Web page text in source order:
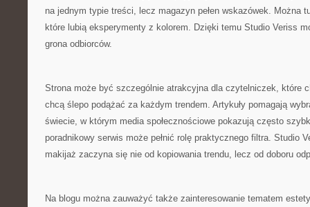
na jednym typie treści, lecz magazyn pełen wskazówek. Można
które lubią eksperymenty z kolorem. Dzięki temu Studio Veriss
grona odbiorców.
Strona może być szczególnie atrakcyjna dla czytelniczek, które
chcą ślepo podążać za każdym trendem. Artykuły pomagają
świecie, w którym media społecznościowe pokazują często
poradnikowy serwis może pełnić rolę praktycznego filtra. Studio
makijaż zaczyna się nie od kopiowania trendu, lecz od doboru
Na blogu można zauważyć także zainteresowanie tematem